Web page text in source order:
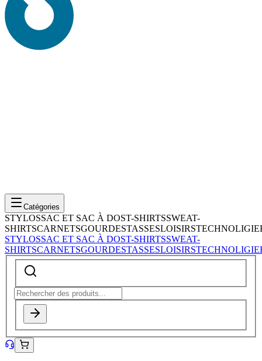
Catégories
STYLOSSAC ET SAC À DOST-SHIRTSSWEAT-
SHIRTSCARNETSGOURDESTASSESLOISIRSTECHNOLIGIE
STYLOSSAC ET SAC À DOST-SHIRTSSWEAT-
SHIRTSCARNETSGOURDESTASSESLOISIRSTECHNOLIGIE